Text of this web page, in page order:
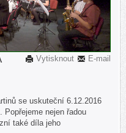
E-mail
Vytisknout
se uskuteční 6.12.2016
Popřejeme nejen řadou
také díla jeho